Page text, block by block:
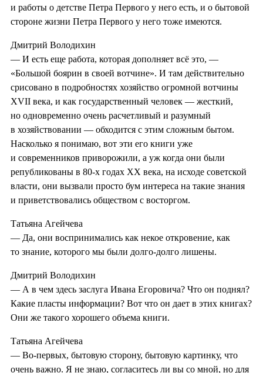
и работы о детстве Петра Первого у него есть, и о бытовой
стороне жизни Петра Первого у него тоже имеются.
Дмитрий Володихин
— И есть еще работа, которая дополняет всё это, —
«Большой боярин в своей вотчине». И там действительно
срисовано в подробностях хозяйство огромной вотчины
XVII века, и как государственный человек — жесткий,
но одновременно очень расчетливый и разумный
в хозяйствовании — обходится с этим сложным бытом.
Насколько я понимаю, вот эти его книги уже
и современников приворожили, а уж когда они были
републикованы в 80-х годах XX века, на исходе советской
власти, они вызвали просто бум интереса на такие знания
и приветствовались обществом с восторгом.
Татьяна Агейчева
— Да, они воспринимались как некое откровение, как
то знание, которого мы были долго-долго лишены.
Дмитрий Володихин
— А в чем здесь заслуга Ивана Егоровича? Что он поднял?
Какие пласты информации? Вот что он дает в этих книгах?
Они же такого хорошего объема книги.
Татьяна Агейчева
— Во-первых, бытовую сторону, бытовую картинку, что
очень важно. Я не знаю, согласитесь ли вы со мной, но для